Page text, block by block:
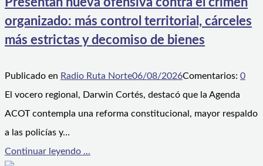
organizado: más control territorial, cárceles
más estrictas y decomiso de bienes
Publicado en Radio Ruta Norte06/08/2026Comentarios: 0
El vocero regional, Darwin Cortés, destacó que la Agenda
ACOT contempla una reforma constitucional, mayor respaldo
a las policías y…
Continuar leyendo ...